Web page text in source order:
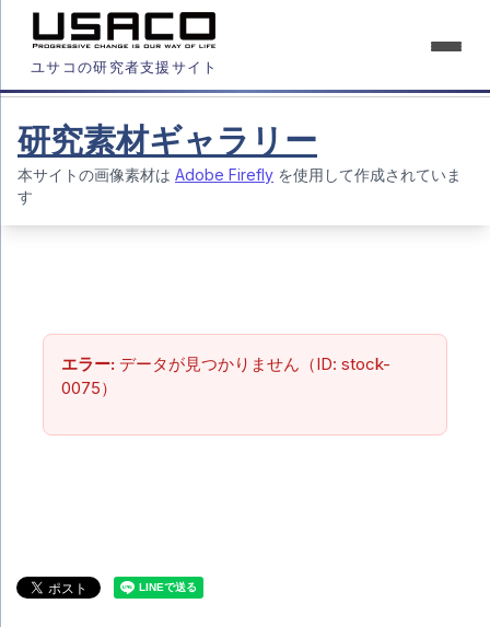
ユサコの研究者支援サイト
研究素材ギャラリー
本サイトの画像素材は Adobe Firefly を使用して作成されていま
す
エラー: データが見つかりません（ID: stock-
0075）